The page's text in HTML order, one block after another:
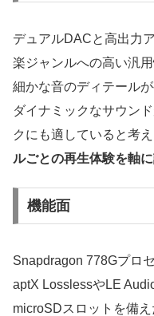
デュアルDACと高出力
楽ジャンルへの高い汎
細かな音のディテール
ダイナミックなサウン
クにも適していると考え
ルごとの再生体験を軸
機能面
Snapdragon 778Gプロ
aptX LosslessやLE
microSDスロットを備